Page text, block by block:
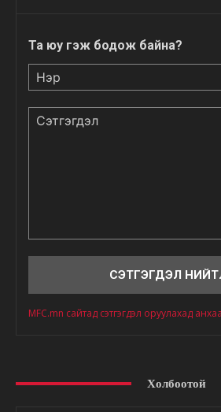
Та юу гэж бодож байна?
MFC.mn сайтад сэтгэгдэл оруулахад
Холбоотой